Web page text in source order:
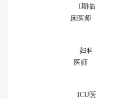
I期临
床医师
妇科
医师
ICU医